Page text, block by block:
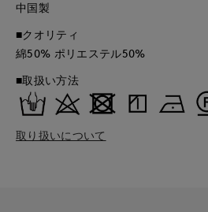
中国製
■クオリティ
綿50% ポリエステル50%
■取扱い方法
取り扱いについて